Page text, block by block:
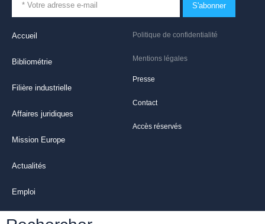
Politique de confidentialité
Mentions légales
Presse
Contact
Accès réservés
Accueil
Bibliométrie
Filière industrielle
Affaires juridiques
Mission Europe
Actualités
Emploi
S'abonner